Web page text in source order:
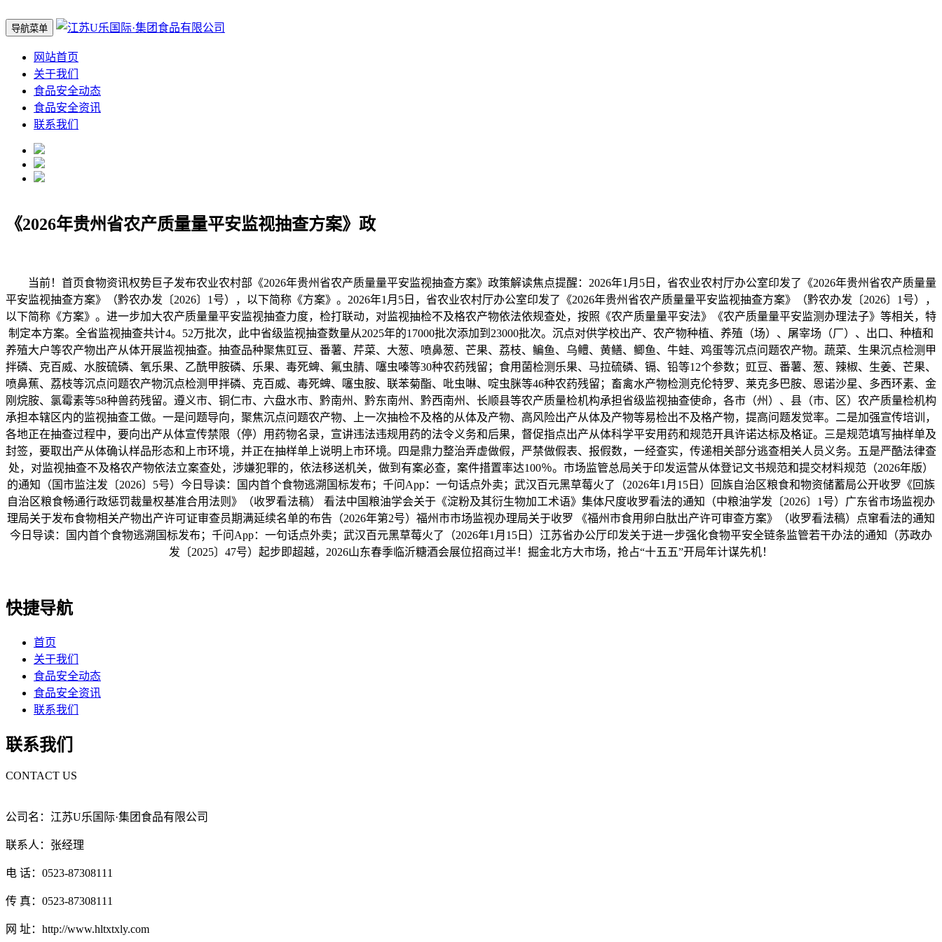
导航菜单
网站首页
关于我们
食品安全动态
食品安全资讯
联系我们
《2026年贵州省农产质量量平安监视抽查方案》政
当前！首页食物资讯权势巨子发布农业农村部《2026年贵州省农产质量量平安监视抽查方案》政策解读焦点提醒：2026年1月5日，省农业农村厅办公室印发了《2026年贵州省农产质量量
平安监视抽查方案》（黔农办发〔2026〕1号），以下简称《方案》。2026年1月5日，省农业农村厅办公室印发了《2026年贵州省农产质量量平安监视抽查方案》（黔农办发〔2026〕1号），
以下简称《方案》。进一步加大农产质量量平安监视抽查力度，检打联动，对监视抽检不及格农产物依法依规查处，按照《农产质量量平安法》《农产质量量平安监测办理法子》等相关，特
制定本方案。全省监视抽查共计4。52万批次，此中省级监视抽查数量从2025年的17000批次添加到23000批次。沉点对供学校出产、农产物种植、养殖（场）、屠宰场（厂）、出口、种植和
养殖大户等农产物出产从体开展监视抽查。抽查品种聚焦豇豆、番薯、芹菜、大葱、喷鼻葱、芒果、荔枝、鳊鱼、乌鳢、黄鳝、鲫鱼、牛蛙、鸡蛋等沉点问题农产物。蔬菜、生果沉点检测甲
拌磷、克百威、水胺硫磷、氧乐果、乙酰甲胺磷、乐果、毒死蜱、氟虫腈、噻虫嗪等30种农药残留；食用菌检测乐果、马拉硫磷、镉、铅等12个参数；豇豆、番薯、葱、辣椒、生姜、芒果、
喷鼻蕉、荔枝等沉点问题农产物沉点检测甲拌磷、克百威、毒死蜱、噻虫胺、联苯菊酯、吡虫啉、啶虫脒等46种农药残留；畜禽水产物检测克伦特罗、莱克多巴胺、恩诺沙星、多西环素、金
刚烷胺、氯霉素等58种兽药残留。遵义市、铜仁市、六盘水市、黔南州、黔东南州、黔西南州、长顺县等农产质量检机构承担省级监视抽查使命，各市（州）、县（市、区）农产质量检机构
承担本辖区内的监视抽查工做。一是问题导向，聚焦沉点问题农产物、上一次抽检不及格的从体及产物、高风险出产从体及产物等易检出不及格产物，提高问题发觉率。二是加强宣传培训，
各地正在抽查过程中，要向出产从体宣传禁限（停）用药物名录，宣讲违法违规用药的法令义务和后果，督促指点出产从体科学平安用药和规范开具许诺达标及格证。三是规范填写抽样单及
封签，要取出产从体确认样品形态和上市环境，并正在抽样单上说明上市环境。四是鼎力整治弄虚做假，严禁做假表、报假数，一经查实，传递相关部分逃查相关人员义务。五是严酷法律查
处，对监视抽查不及格农产物依法立案查处，涉嫌犯罪的，依法移送机关，做到有案必查，案件措置率达100％。市场监管总局关于印发运营从体登记文书规范和提交材料规范（2026年版）
的通知（国市监注发〔2026〕5号）今日导读：国内首个食物逃溯国标发布；千问App：一句话点外卖；武汉百元黑草莓火了（2026年1月15日）回族自治区粮食和物资储蓄局公开收罗《回族
自治区粮食畅通行政惩罚裁量权基准合用法则》（收罗看法稿） 看法中国粮油学会关于《淀粉及其衍生物加工术语》集体尺度收罗看法的通知（中粮油学发〔2026〕1号）广东省市场监视办
理局关于发布食物相关产物出产许可证审查员期满延续名单的布告（2026年第2号）福州市市场监视办理局关于收罗 《福州市食用卵白肽出产许可审查方案》（收罗看法稿）点窜看法的通知
今日导读：国内首个食物逃溯国标发布；千问App：一句话点外卖；武汉百元黑草莓火了（2026年1月15日）江苏省办公厅印发关于进一步强化食物平安全链条监管若干办法的通知（苏政办
发〔2025〕47号）起步即超越，2026山东春季临沂糖酒会展位招商过半！掘金北方大市场，抢占“十五五”开局年计谋先机！
快捷导航
首页
关于我们
食品安全动态
食品安全资讯
联系我们
联系我们
CONTACT US
公司名：江苏U乐国际·集团食品有限公司
联系人：张经理
电 话：0523-87308111
传 真：0523-87308111
网 址：http://www.hltxtxly.com